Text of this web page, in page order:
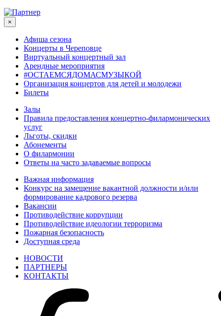
×
Афиша сезона
Концерты в Череповце
Виртуальный концертный зал
Арендные мероприятия
#ОСТАЕМСЯДОМАСМУЗЫКОЙ
Организация концертов для детей и молодежи
Билеты
Залы
Правила предоставления концертно-филармонических
услуг
Льготы, скидки
Абонементы
О филармонии
Ответы на часто задаваемые вопросы
Важная информация
Конкурс на замещение вакантной должности и/или
формирование кадрового резерва
Вакансии
Противодействие коррупции
Противодействие идеологии терроризма
Пожарная безопасность
Доступная среда
НОВОСТИ
ПАРТНЕРЫ
КОНТАКТЫ